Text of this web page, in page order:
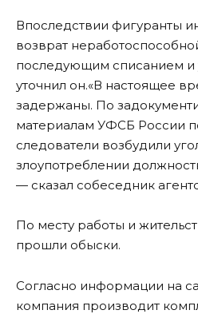
Впоследствии фигуранты
возврат
последующим списанием и
уточнил он.«В настоящее
задержаны. По
материалам УФСБ России
следователи возбудили
злоупотреблении
— сказал собеседник
По месту работы и
прошли обыски.
Согласно информации на
компания производит